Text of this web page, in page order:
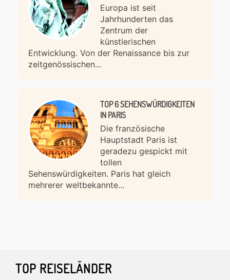
Europa ist seit
Jahrhunderten das
Zentrum der
künstlerischen
Entwicklung. Von der Renaissance bis zur
zeitgenössischen...
TOP 6 SEHENSWÜRDIGKEITEN
IN PARIS
Die französische
Hauptstadt Paris ist
geradezu gespickt mit
tollen
Sehenswürdigkeiten. Paris hat gleich
mehrerer weltbekannte...
Footer
TOP REISELÄNDER